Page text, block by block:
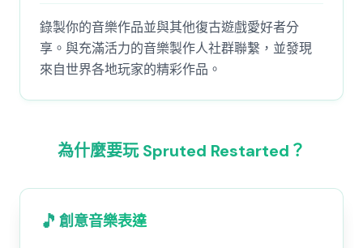
錄製你的音樂作品並與其他復古遊戲愛好者分
享。與充滿活力的音樂製作人社群聯繫，並發現
來自世界各地玩家的精彩作品。
為什麼要玩 Spruted Restarted？
🎵 創意音樂表達